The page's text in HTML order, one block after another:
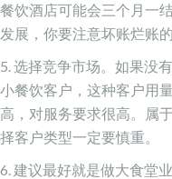
餐饮酒店可能会三个月一
发展，你要注意坏账烂账
5. 选择竞争市场。如果没
小餐饮客户，这种客户用
高，对服务要求很高。属
择客户类型一定要慎重。
6. 建议最好就是做大食堂